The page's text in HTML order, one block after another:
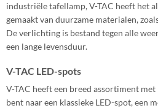
industriële tafellamp, V-TAC heeft het
gemaakt van duurzame materialen,
De verlichting is bestand tegen alle
een lange levensduur.
V-TAC LED-spots
V-TAC heeft een breed assortiment
bent naar een klassieke LED-spot, een